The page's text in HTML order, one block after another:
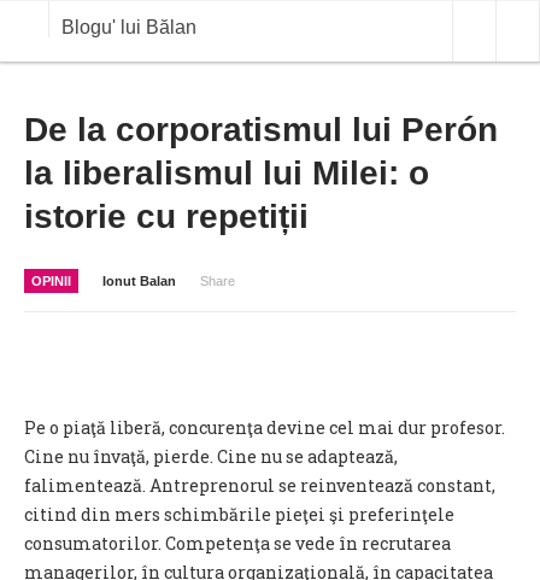
Blogu' lui Bălan
OPINII
ANALIZE
BLOG IN DIALOG
De la corporatismul lui Perón
la liberalismul lui Milei: o
istorie cu repetiții
OPINII Ionut Balan Share
Pe o piaţă liberă, concurenţa devine cel mai dur profesor.
Cine nu învaţă, pierde. Cine nu se adaptează,
falimentează. Antreprenorul se reinventează constant,
citind din mers schimbările pieţei şi preferinţele
consumatorilor. Competenţa se vede în recrutarea
managerilor, în cultura organizaţională, în capacitatea